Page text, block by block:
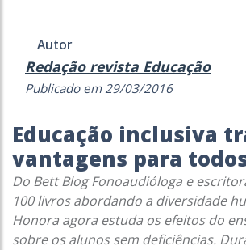
Autor
Redação revista Educação
Publicado em 29/03/2016
Educação inclusiva
vantagens para
Do Bett Blog Fonoaudióloga e
100 livros abordando a diversidade
Honora agora estuda os efeitos do
sobre os alunos sem deficiências.